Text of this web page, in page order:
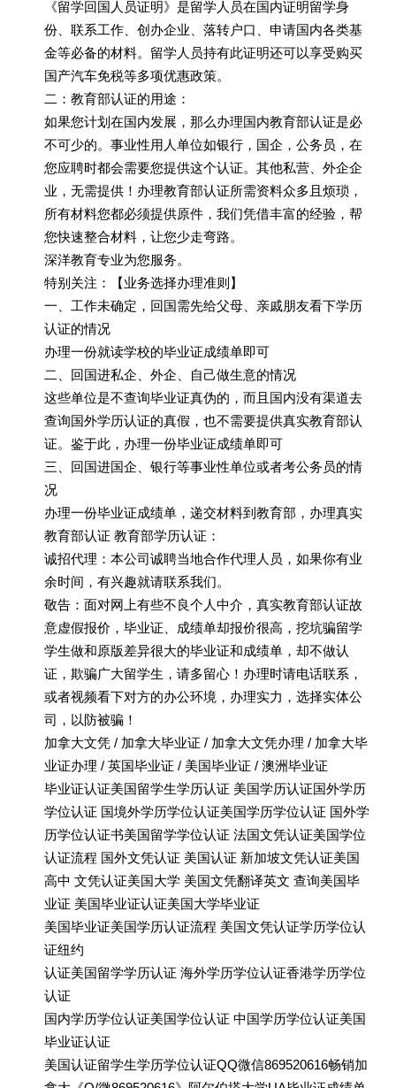
《留学回国人员证明》是留学人员在国内证明留学身
份、联系工作、创办企业、落转户口、申请国内各类基
金等必备的材料。留学人员持有此证明还可以享受购买
国产汽车免税等多项优惠政策。
二：教育部认证的用途：
如果您计划在国内发展，那么办理国内教育部认证是必
不可少的。事业性用人单位如银行，国企，公务员，在
您应聘时都会需要您提供这个认证。其他私营、外企企
业，无需提供！办理教育部认证所需资料众多且烦琐，
所有材料您都必须提供原件，我们凭借丰富的经验，帮
您快速整合材料，让您少走弯路。
深洋教育专业为您服务。
特别关注：【业务选择办理准则】
一、工作未确定，回国需先给父母、亲戚朋友看下学历
认证的情况
办理一份就读学校的毕业证成绩单即可
二、回国进私企、外企、自己做生意的情况
这些单位是不查询毕业证真伪的，而且国内没有渠道去
查询国外学历认证的真假，也不需要提供真实教育部认
证。鉴于此，办理一份毕业证成绩单即可
三、回国进国企、银行等事业性单位或者考公务员的情
况
办理一份毕业证成绩单，递交材料到教育部，办理真实
教育部认证 教育部学历认证：
诚招代理：本公司诚聘当地合作代理人员，如果你有业
余时间，有兴趣就请联系我们。
敬告：面对网上有些不良个人中介，真实教育部认证故
意虚假报价，毕业证、成绩单却报价很高，挖坑骗留学
学生做和原版差异很大的毕业证和成绩单，却不做认
证，欺骗广大留学生，请多留心！办理时请电话联系，
或者视频看下对方的办公环境，办理实力，选择实体公
司，以防被骗！
加拿大文凭 / 加拿大毕业证 / 加拿大文凭办理 / 加拿大毕
业证办理 / 英国毕业证 / 美国毕业证 / 澳洲毕业证
毕业证认证美国留学生学历认证 美国学历认证国外学历
学位认证 国境外学历学位认证美国学历学位认证 国外学
历学位认证书美国留学学位认证 法国文凭认证美国学位
认证流程 国外文凭认证 美国认证 新加坡文凭认证美国
高中 文凭认证美国大学 美国文凭翻译英文 查询美国毕
业证 美国毕业证认证美国大学毕业证
美国毕业证美国学历认证流程 美国文凭认证学历学位认
证纽约
认证美国留学学历认证 海外学历学位认证香港学历学位
认证
国内学历学位认证美国学位认证 中国学历学位认证美国
毕业证认证
美国认证留学生学历学位认证QQ微信869520616畅销加